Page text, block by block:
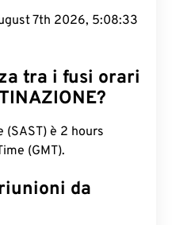
7th 2026, 5:08:34
tra i fusi orari
(SAST) è 2 hours
(GMT).
da